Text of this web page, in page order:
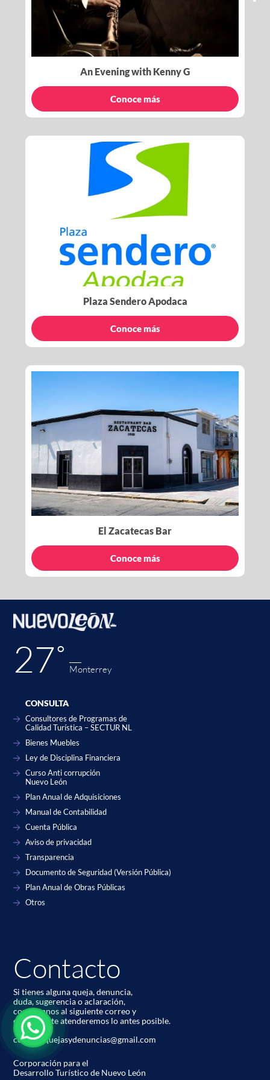
An Evening with Kenny G
Conoce más
Plaza Sendero Apodaca
Conoce más
El Zacatecas Bar
Conoce más
27˚ Monterrey
CONSULTA
Consultores de Programas de
Calidad Turística – SECTUR NL
Bienes Muebles
Ley de Disciplina Financiera
Curso Anti corrupción
Nuevo León
Plan Anual de Adquisiciones
Manual de Contabilidad
Cuenta Pública
Aviso de privacidad
Transparencia
Documento de Seguridad (Versión Pública)
Plan Anual de Obras Públicas
Otros
Contacto
Si tienes alguna queja, denuncia,
duda, sugerencia o aclaración,
contáctanos al siguiente correo y
con gusto te atenderemos lo antes posible.
codetur.quejasydenuncias@gmail.com
Corporación para el
Desarrollo Turístico de Nuevo León